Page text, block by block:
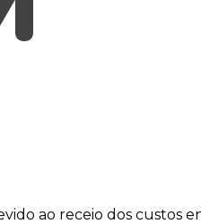
ao receio dos custos